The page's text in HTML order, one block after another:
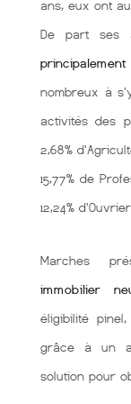
ans, eux ont
De part ses
nombreux à
activités des
2,68%
15,77% de
12,24%
Marches
immobilier
éligibilité
grâce à un
solution pour